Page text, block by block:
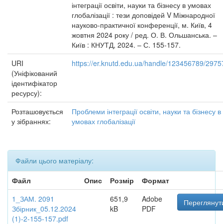
інтеграції освіти, науки та бізнесу в умовах
глобалізації : тези доповідей V Міжнародної
науково-практичної конференції, м. Київ, 4
жовтня 2024 року / ред. О. В. Ольшанська. –
Київ : КНУТД, 2024. – С. 155-157.
URI
(Уніфікований
ідентифікатор
ресурсу):
https://er.knutd.edu.ua/handle/123456789/
Розташовується
у зібраннях:
Проблеми інтеграції освіти, науки та бізнесу в
умовах глобалізації
Файли цього матеріалу:
Файл
Опис Розмір
Формат
1_ЗАМ. 2091
Збірник_05.12.2024
(1)-2-155-157.pdf
651,9
kB
Adobe
PDF